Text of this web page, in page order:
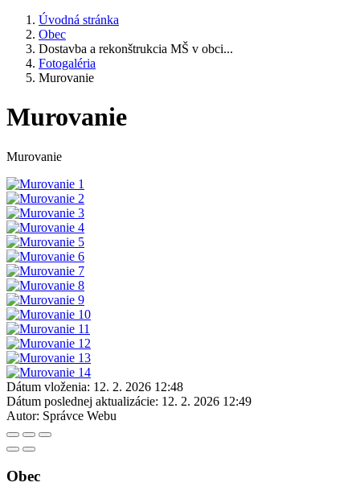
Úvodná stránka
Obec
Dostavba a rekonštrukcia MŠ v obci...
Fotogaléria
Murovanie
Murovanie
Murovanie
Dátum vloženia: 12. 2. 2026 12:48
Dátum poslednej aktualizácie: 12. 2. 2026 12:49
Autor: Správce Webu
Obec